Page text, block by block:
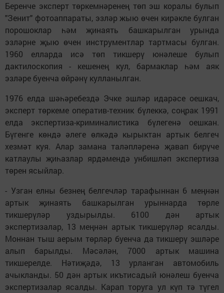
Беренче эксперт төркемнәренең төп эш коралы булып
"Зенит" фотоаппараты, эзләр жыю өчен кирәкле булган
порошоклар һәм җинаять башкарылган урында
эзләрне җыю өчен инструментлар тартмасы булган.
1960 елларда исә төп тикшерү юнәлеше булып
дактилоскопия - кешенең кул, бармаклар һәм аяк
эзләре буенча өйрәнү кулланылган.
1976 елда шәһәребездә Эчке эшләр идарәсе оешкач,
эксперт төркеме оператив-техник бүлеккә, соңрак 1991
елда экспертиза-криминалистика бүлегенә оешкан.
Бүгенге көндә әлеге өлкәдә кырыктан артык белгеч
хезмәт куя. Алар замана таләпләренә җавап бирүче
катлаулы җиһазлар ярдәмендә унбишләп экспертиза
төрен ясыйлар.
- Узган елны безнең белгечләр тарафыннан 6 меңнән
артык җинаять башкарылган урыннарда төрле
тикшерүләр уздырылды. 6100 дән артык
экспертизалар, 13 меңнән артык тикшерүләр ясалды.
Моннан тыш аерым төрләр буенча да тикшерү эшләре
алып барылды. Мәсәлән, 7000 артык машина
тикшерелде. Нәтиҗәдә, 13 урланган автомобиль
ачыкланды. 50 дән артык икътисадый юнәлеш буенча
экспертизалар ясалды. Карап торуга ул күп тә түгел